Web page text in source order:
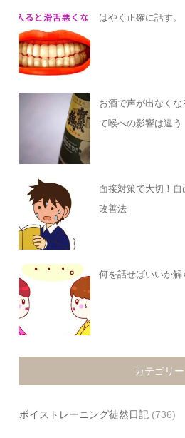
はやく正確に話す。
お酒で声が出なくな
て喉への影響は違う
面接対策で大切！自
改善法
何を話せばいいか解
カテゴリー
ボイストレーニング徒然日記 (736)